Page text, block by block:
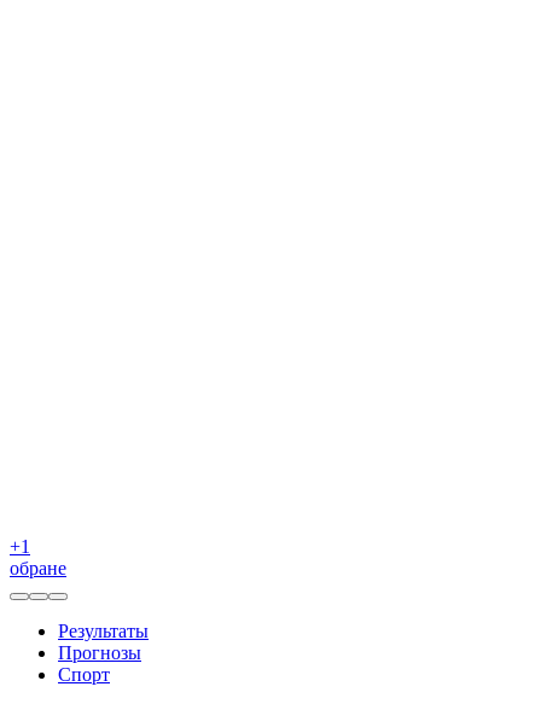
+1
обране
Результаты
Прогнозы
Спорт